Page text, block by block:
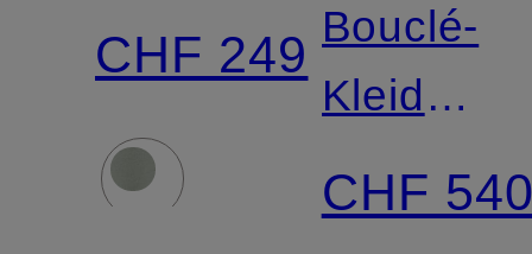
CHF 249
Bouclé-
Kleid
mit
CHF